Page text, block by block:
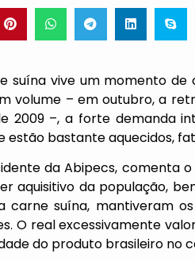
suína vive um momento
volume – em outubro, a
2009 –, a forte demanda
estão bastante aquecidos,
da Abipecs, comenta
aquisitivo da população,
carne suína, mantiveram
O real excessivamente
do produto brasileiro no